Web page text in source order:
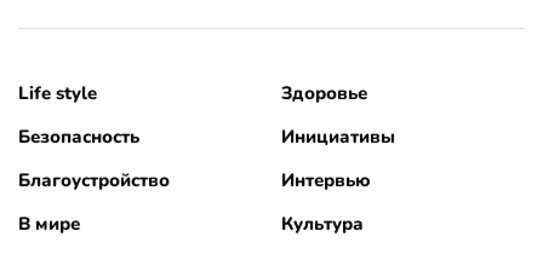
Life style
Безопасность
Благоустройство
В мире
Здоровье
Инициативы
Интервью
Культура